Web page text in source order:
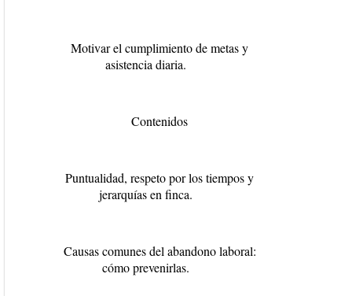
Motivar el cumplimiento de metas y
asistencia diaria.
Contenidos
Puntualidad, respeto por los tiempos y
jerarquías en finca.
Causas comunes del abandono laboral:
cómo prevenirlas.